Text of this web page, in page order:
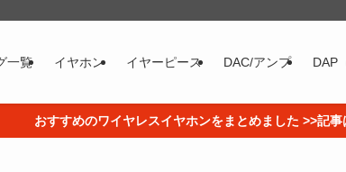
一覧 イヤホン イヤーピース DAC/アンプ DAP
おすすめのワイヤレスイヤホンをまとめました >>記事